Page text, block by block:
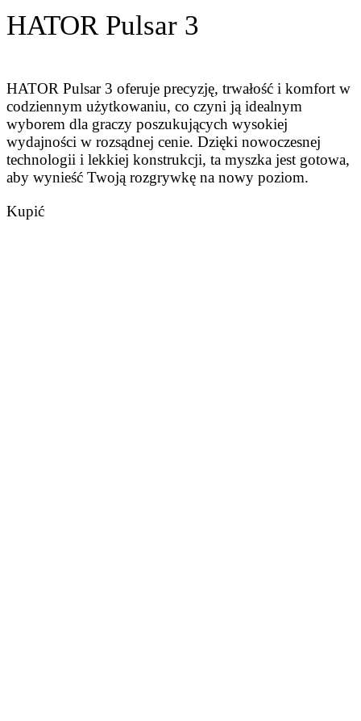
HATOR Pulsar 3
HATOR Pulsar 3 oferuje precyzję, trwałość i komfort w
codziennym użytkowaniu, co czyni ją idealnym
wyborem dla graczy poszukujących wysokiej
wydajności w rozsądnej cenie. Dzięki nowoczesnej
technologii i lekkiej konstrukcji, ta myszka jest gotowa,
aby wynieść Twoją rozgrywkę na nowy poziom.
Kupić